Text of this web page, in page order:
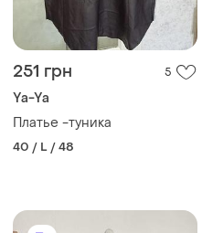
251 грн 5
Ya-Ya
Платье -туника
40 / L / 48